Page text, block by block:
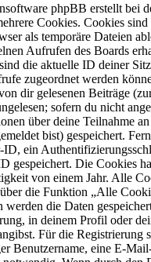
phpBB erstellt bei
Cookies. Cookies
als temporäre Dateien
Aufrufen des Boards
die aktuelle ID deiner
zugeordnet werden
dir gelesenen Beiträge
sofern du nicht
über deine Teilnahme
bist) gespeichert.
ID, ein
gespeichert. Die Cookies
von einem Jahr. Alle
die Funktion „Alle
werden die Daten
in deinem Profil oder
Für die Registrierung
Benutzername, eine E-